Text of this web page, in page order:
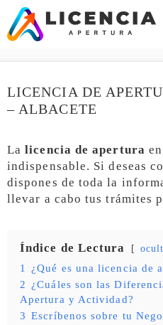
Saltar
contenido
LICENCIA DE
– ALBACETE
Lalicencia de apertura
indispensable. Si deseas
dispones de toda la
llevar a cabo tus trámites
Índice de Lectura
1
¿Qué es una licencia de
2 ¿Cuáles son las
Apertura y Actividad?
3 Escríbenos sobre tu